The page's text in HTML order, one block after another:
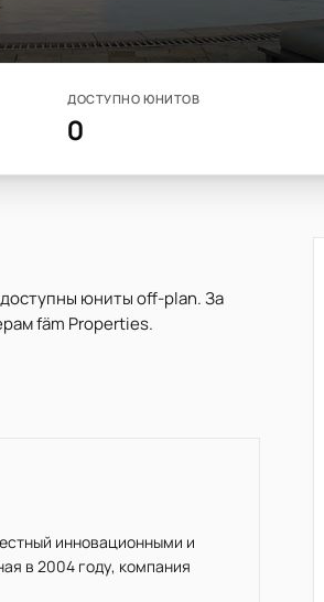
ДОСТУПНО ЮНИТОВ
0
юниты off-plan. За
fäm Properties.
инновационными и
в 2004 году, компания